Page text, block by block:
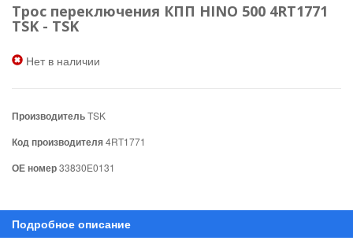
Трос переключения КПП HINO 500 4RT1771
TSK - TSK
Нет в наличии
ПроизводительTSK
Код производителя4RT1771
ОЕ номер33830E0131